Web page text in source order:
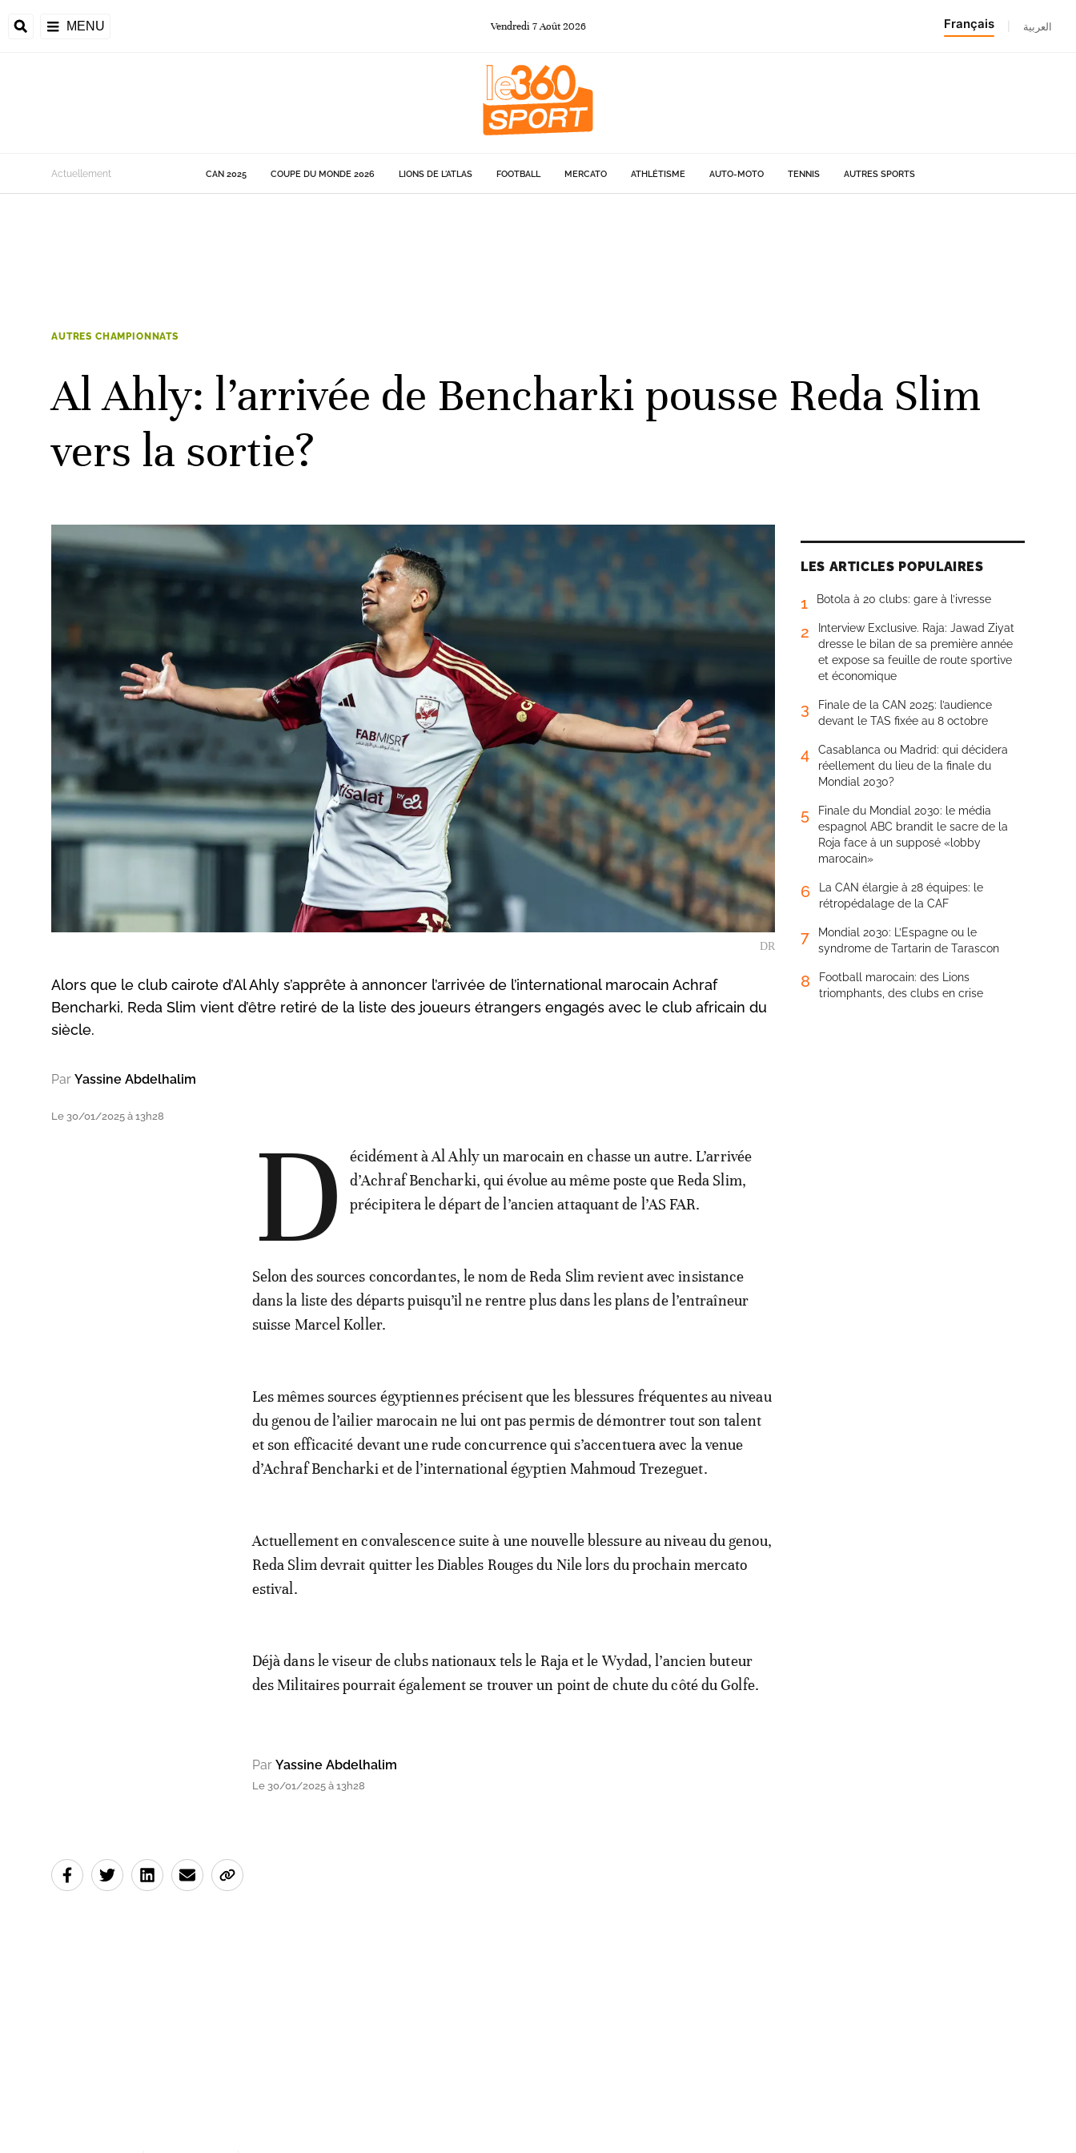
MENU Vendredi 7Août 2026 Français العربية
de la CAF
Actuellement CAN 2025 COUPE DU MONDE 2026 LIONS DE L'ATLAS FOOTBALL MERCATO ATHLÉTISME AUTO-MOTO TENNIS AUTRES SPORTS
AUTRES CHAMPIONNATS
Al Ahly: l’arrivée de Bencharki pousse Reda Slim
vers la sortie?
DR
Alors que le club cairote d’Al Ahly s’apprête à annoncer l’arrivée de l’international marocain Achraf
Bencharki, Reda Slim vient d’être retiré de la liste des joueurs étrangers engagés avec le club africain du
siècle.
Par Yassine Abdelhalim
Le 30/01/2025 à 13h28 D
écidément à Al Ahly un marocain en chasse un autre. L’arrivée
d’Achraf Bencharki, qui évolue au même poste que Reda Slim,
précipitera le départ de l’ancien attaquant de l’AS FAR.
Selon des sources concordantes, le nom de Reda Slim revient avec insistance
dans la liste des départs puisqu’il ne rentre plus dans les plans de l’entraîneur
suisse Marcel Koller.
Les mêmes sources égyptiennes précisent que les blessures fréquentes au niveau
du genou de l’ailier marocain ne lui ont pas permis de démontrer tout son talent
et son efficacité devant une rude concurrence qui s’accentuera avec la venue
d’Achraf Bencharki et de l’international égyptien Mahmoud Trezeguet.
Actuellement en convalescence suite à une nouvelle blessure au niveau du genou,
Reda Slim devrait quitter les Diables Rouges du Nile lors du prochain mercato
estival.
Déjà dans le viseur de clubs nationaux tels le Raja et le Wydad, l’ancien buteur
des Militaires pourrait également se trouver un point de chute du côté du Golfe.
Par Yassine Abdelhalim
Le 30/01/2025 à 13h28
LES ARTICLES POPULAIRES
1 Botola à 20 clubs: gare à l’ivresse
2
Interview Exclusive. Raja: Jawad Ziyat
dresse le bilan de sa première année
et expose sa feuille de route sportive
et économique
3
Finale de la CAN 2025: l’audience
devant le TAS fixée au 8 octobre
4
Casablanca ou Madrid: qui décidera
réellement du lieu de la finale du
Mondial 2030?
5
Finale du Mondial 2030: le média
espagnol ABC brandit le sacre de la
Roja face à un supposé «lobby
marocain»
6
La CAN élargie à 28 équipes: le
rétropédalage de la CAF
7
Mondial 2030: L’Espagne ou le
syndrome de Tartarin de Tarascon
8
Football marocain: des Lions
triomphants, des clubs en crise